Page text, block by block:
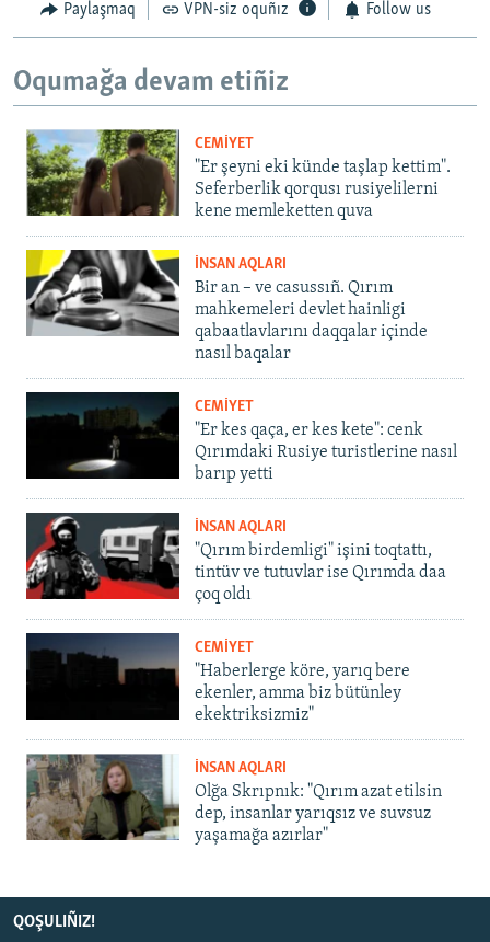
Paylaşmaq VPN-siz oquñız Follow us
Oqumağa devam etiñiz
CEMİYET
"Er şeyni eki künde taşlap kettim".
Seferberlik qorqusı rusiyelilerni
kene memleketten quva
İNSAN AQLARI
Bir an – ve casussıñ. Qırım
mahkemeleri devlet hainligi
qabaatlavlarını daqqalar içinde
nasıl baqalar
CEMİYET
"Er kes qaça, er kes kete": cenk
Qırımdaki Rusiye turistlerine nasıl
barıp yetti
İNSAN AQLARI
"Qırım birdemligi" işini toqtattı,
tintüv ve tutuvlar ise Qırımda daa
çoq oldı
CEMİYET
"Haberlerge köre, yarıq bere
ekenler, amma biz bütünley
ekektriksizmiz"
İNSAN AQLARI
Olğa Skrıpnık: "Qırım azat etilsin
dep, insanlar yarıqsız ve suvsuz
yaşamağa azırlar"
QOŞULIÑIZ!